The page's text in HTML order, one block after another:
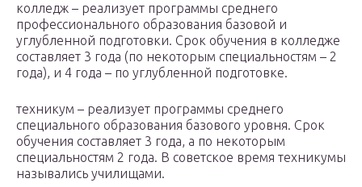
колледж – реализует программы среднего
профессионального образования базовой и
углубленной подготовки. Срок обучения в колледже
составляет 3 года (по некоторым специальностям – 2
года), и 4 года – по углубленной подготовке.
техникум – реализует программы среднего
специального образования базового уровня. Срок
обучения составляет 3 года, а по некоторым
специальностям 2 года. В советское время техникумы
назывались училищами.